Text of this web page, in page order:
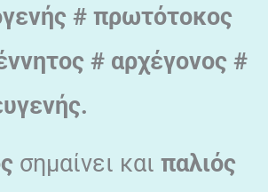
# πρωτότοκος
# αρχέγονος #
σημαίνει και παλιός